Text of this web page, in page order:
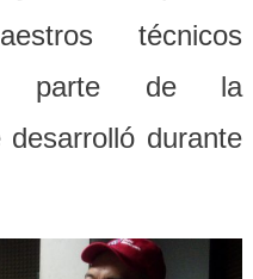
técnicos
parte de la
durante